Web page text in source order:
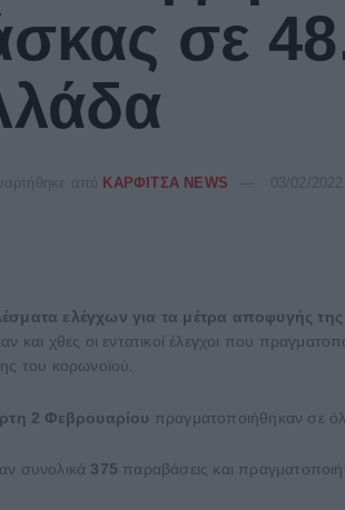
σε
από ΚΑΡΦΙΤΣΑ NEWS 03/02/2022
ελέγχων για τα μέτρα αποφυγής
και χθες οι εντατικοί έλεγχοι που
του κορωνοϊού.
2 Φεβρουαρίου πραγματοποιήθηκαν σε
συνολικά 375 παραβάσεις και